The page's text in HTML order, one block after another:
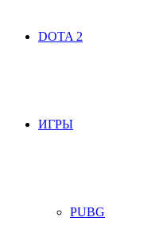
DOTA 2
ИГРЫ
PUBG